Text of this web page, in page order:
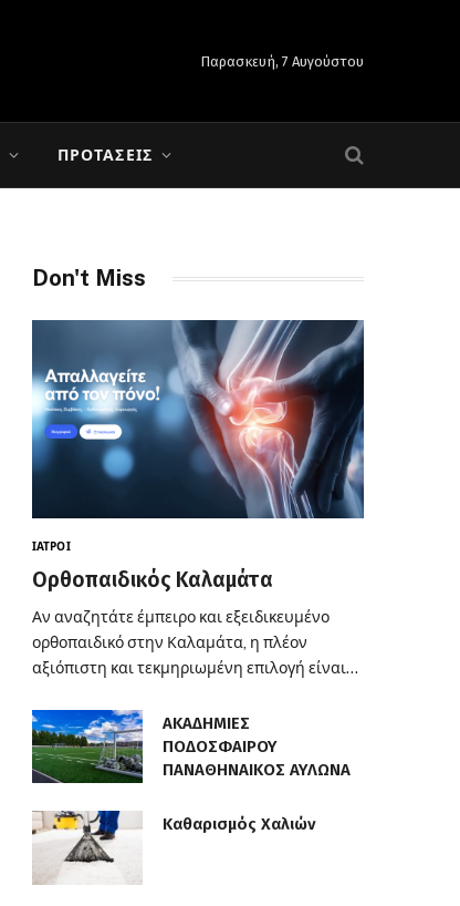
Παρασκευή, 7 Αυγούστου
ΠΡΟΤΆΣΕΙΣ
Don't Miss
ΙΑΤΡΟΊ
Ορθοπαιδικός Καλαμάτα
Αν αναζητάτε έμπειρο και εξειδικευμένο
ορθοπαιδικό στην Καλαμάτα, η πλέον
αξιόπιστη και τεκμηριωμένη επιλογή είναι…
ΑΚΑΔΗΜΙΕΣ
ΠΟΔΟΣΦΑΙΡΟΥ
ΠΑΝΑΘΗΝΑΙΚΟΣ ΑΥΛΩΝΑ
Καθαρισμός Χαλιών